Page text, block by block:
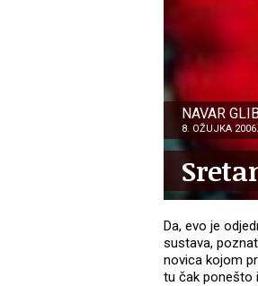
NAVAR
8. OŽUJKA 2006.
Da, evo je
sustava,
novica kojom
tu čak ponešto